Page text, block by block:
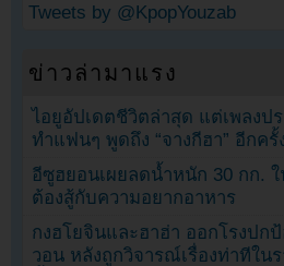
Tweets by @KpopYouzab
ข่าวล่ามาแรง
ไอยูอัปเดตชีวิตล่าสุด แต่เพลงป
ทำแฟนๆ พูดถึง “จางกีฮา” อีกครั้
อีซูฮยอนเผยลดน้ำหนัก 30 กก.
ต้องสู้กับความอยากอาหาร
กงฮโยจินและฮาฮ่า ออกโรงปก
วอน หลังถูกวิจารณ์เรื่องท่าทีในร